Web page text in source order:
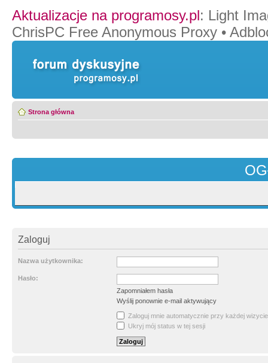
Aktualizacje na programosy.pl: Light
ChrisPC Free Anonymous Proxy •
Strona główna
Zaloguj
Nazwa użytkownika:
Hasło:
Zapomniałem hasła
Wyślij ponownie e-mail aktywujący
Zaloguj mnie automatycznie przy każdej wizycie
Ukryj mój status w tej sesji